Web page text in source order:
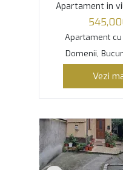
Apartament in
Apartament
Domenii,
Vezi